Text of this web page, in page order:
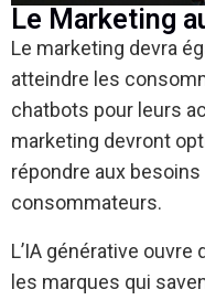
Le Marketing
Le marketing devra
atteindre les
chatbots pour leurs
marketing devront
répondre aux
consommateurs.
L’IA générative
les marques qui